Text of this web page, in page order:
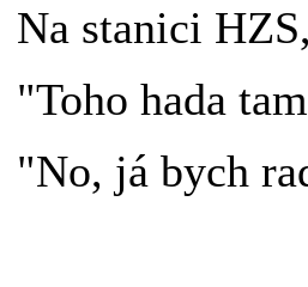
Na stanici
"Toho hada
"No, já bych